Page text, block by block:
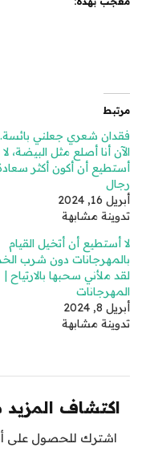
مرتبط
فقدان شعري جعلني بائسة.
الآن أنا أصلع مثل البيضة، لا
أستطيع أن أكون أكثر
رجال
أبريل 16, 2024
تدوينة مشابهة
لا أستطيع أن أتخيل القيام
بالمهرجانات دون شرب
لقد ملأني سحبها بالارتياح |
المهرجانات
أبريل 8, 2024
تدوينة مشابهة
اكتشاف المزيد
اشترك للحصول على